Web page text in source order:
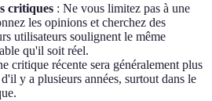
critiques : Ne vous limitez pas à une
les opinions et cherchez des
utilisateurs soulignent le même
qu'il soit réel.
critique récente sera généralement plus
y a plusieurs années, surtout dans le